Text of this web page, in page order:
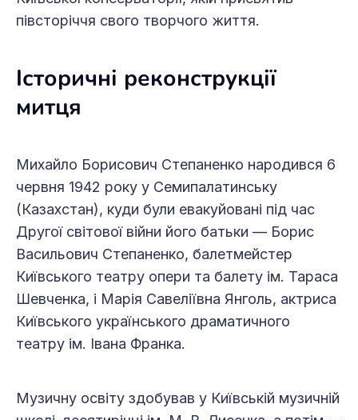
півсторіччя свого творчого життя.
Історичні реконструкції
митця
Михайло Борисович Степаненко народився 6
червня 1942 року у Семипалатинську
(Казахстан), куди були евакуйовані під час
Другої світової війни його батьки — Борис
Васильович Степаненко, балетмейстер
Київського театру опери та балету ім. Тараса
Шевченка, і Марія Савеліївна Янголь, актриса
Київського українського драматичного
театру ім. Івана Франка.
Музичну освіту здобував у Київській музичній